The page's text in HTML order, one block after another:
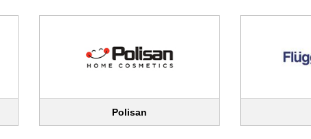
Polisan